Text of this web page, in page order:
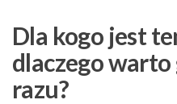
Dla kogo jest
dlaczego warto
razu?